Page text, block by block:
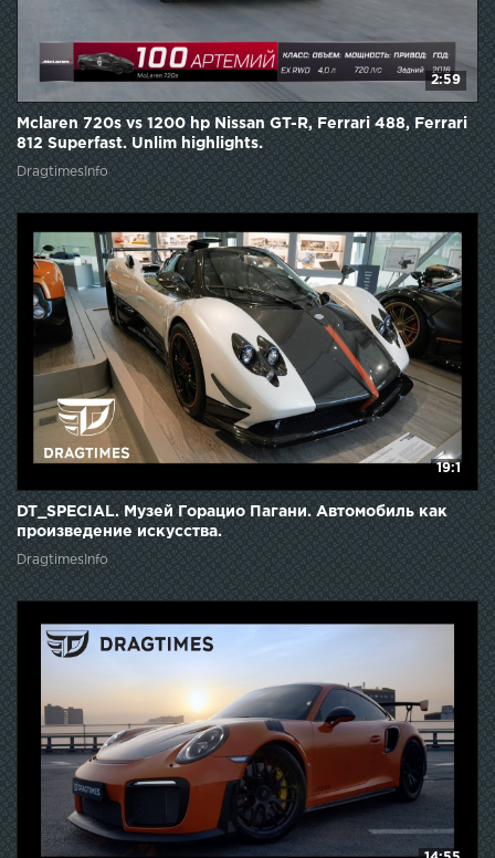
2:59
Mclaren 720s vs 1200 hp Nissan GT-R, Ferrari 488, Ferrari
812 Superfast. Unlim highlights.
DragtimesInfo
19:1
DT_SPECIAL. Музей Горацио Пагани. Автомобиль как
произведение искусства.
DragtimesInfo